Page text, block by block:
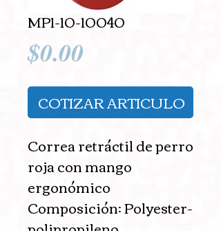
MP1-10-10040
$0.00
COTIZAR ARTICULO
Correa retráctil de perro
roja con mango
ergonómico
Composición: Polyester-
polipropileno